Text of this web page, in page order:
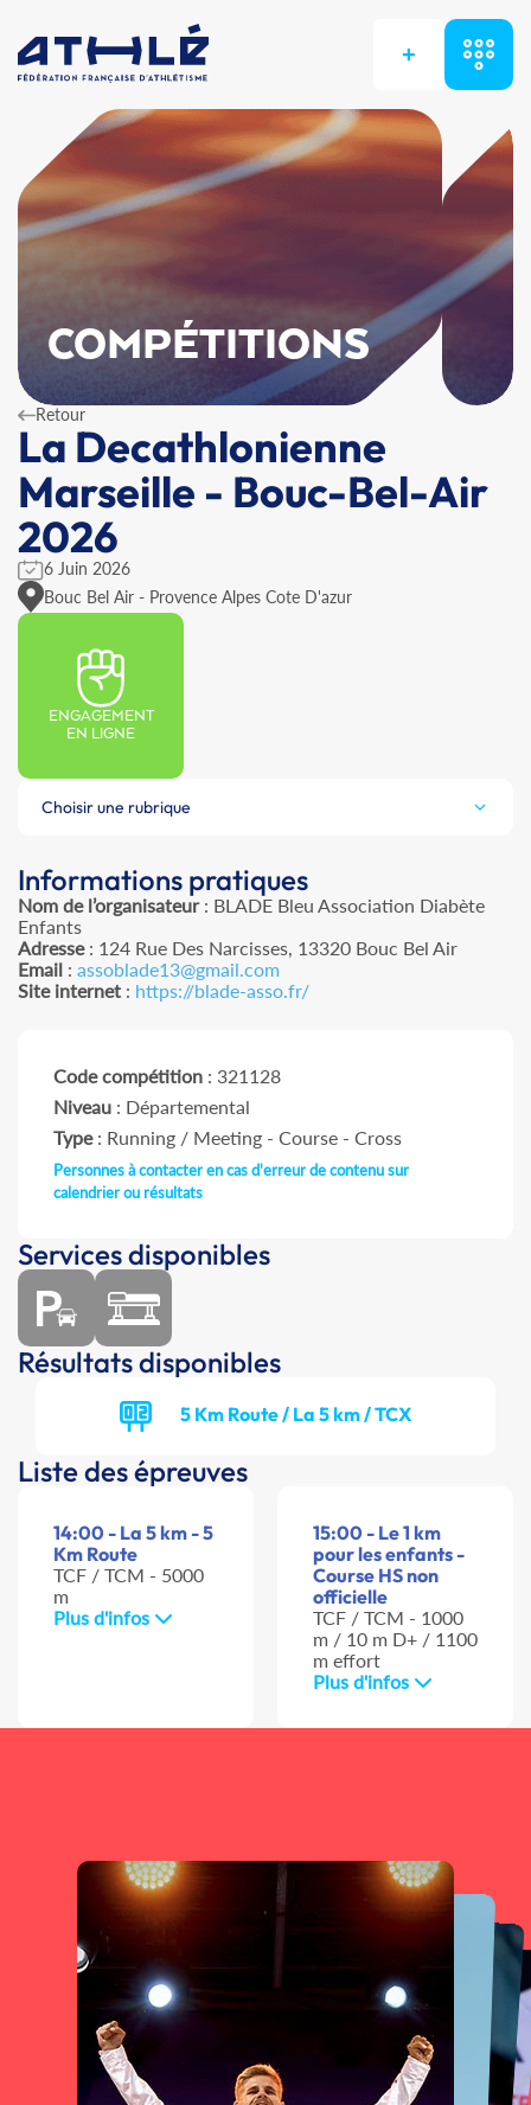
+
COMPÉTITIONS
Retour
La Decathlonienne
Marseille - Bouc-Bel-Air
2026
6 Juin 2026
Bouc Bel Air - Provence Alpes Cote D'azur
ENGAGEMENT
EN LIGNE
Choisir une rubrique
Informations pratiques
Nom de l’organisateur: BLADE Bleu Association Diabète
Enfants
Adresse: 124 Rue Des Narcisses, 13320 Bouc Bel Air
Email : assoblade13@gmail.com
Site internet : https://blade-asso.fr/
Code compétition : 321128
Niveau : Départemental
Type: Running / Meeting - Course - Cross
Personnes à contacter en cas d'erreur de contenu sur
calendrier ou résultats
Services disponibles
Résultats disponibles
5 Km Route / La 5 km / TCX
Liste des épreuves
14:00 - La 5 km - 5
Km Route
TCF / TCM - 5000
m
Plus d'infos
15:00 - Le 1 km
pour les enfants -
Course HS non
officielle
TCF / TCM - 1000
m / 10 m D+ / 1100
m effort
Plus d'infos